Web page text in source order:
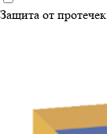
Защита от протечек